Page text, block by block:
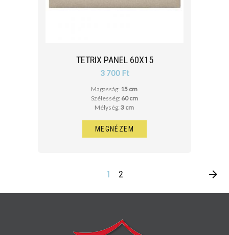
TETRIX PANEL 60X15
3 700 Ft
Magasság: 15 cm
Szélesség: 60 cm
Mélység:3 cm
MEGNÉZEM
1 2